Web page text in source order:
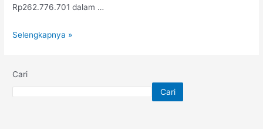
Rp262.776.701 dalam …
Selengkapnya »
Cari
Cari